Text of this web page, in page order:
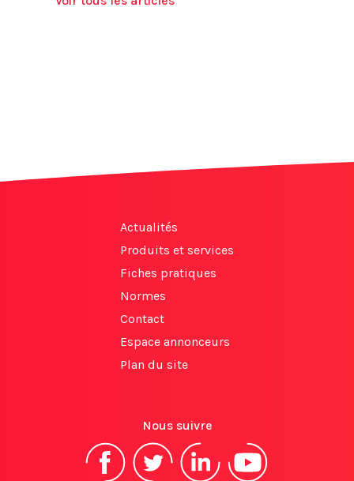
Actualités
Produits et services
Fiches pratiques
Normes
Contact
Espace annonceurs
Plan du site
Nous suivre